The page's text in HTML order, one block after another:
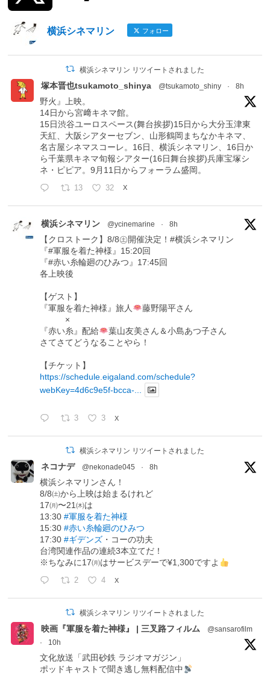
横浜シネマリン フォロー
横浜シネマリン リツイートされました
塚本晋也tsukamoto_shinya @tsukamoto_shiny · 8h
野火』上映。
14日から宮﨑キネマ館。
15日渋谷ユーロスペース(舞台挨拶)15日から大分玉津東
天紅、大阪シアターセブン、山形鶴岡まちなかキネマ、
名古屋シネマスコーレ。16日、横浜シネマリン、16日か
ら千葉県キネマ旬報シアター(16日舞台挨拶)兵庫宝塚シ
ネ・ピピア。9月11日からフォーラム盛岡。
13 32 X
横浜シネマリン @ycinemarine · 8h
【クロストーク】8/8㊏開催決定！#横浜シネマリン
『#軍服を着た神様』15:20回
『#赤い糸輪廻のひみつ』17:45回
各上映後
【ゲスト】
『軍服を着た神様』旅人
藤野陽平さん
×
『赤い糸』配給
葉山友美さん＆小島あつ子さん
さてさてどうなることやら！
【チケット】
https://schedule.eigaland.com/schedule?
webKey=4d6c9e5f-bcca-...
3 3 X
横浜シネマリン リツイートされました
ネコナデ @nekonade045 · 8h
横浜シネマリンさん！
8/8㈯から上映は始まるけれど
17㈪〜21㈭は
13:30#軍服を着た神様
15:30#赤い糸輪廻のひみつ
17:30#ギデンズ ・コーの功夫
台湾関連作品の連続3本立てだ！
※ちなみに17㈪はサービスデーで¥1,300ですよ
2 4 X
横浜シネマリン リツイートされました
映画『軍服を着た神様』 | 三叉路フィルム
@sansarofilm
·
10h
文化放送「武田砂鉄 ラジオマガジン」
ポッドキャストで聞き逃し無料配信中